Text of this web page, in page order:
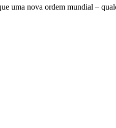
uma nova ordem mundial –